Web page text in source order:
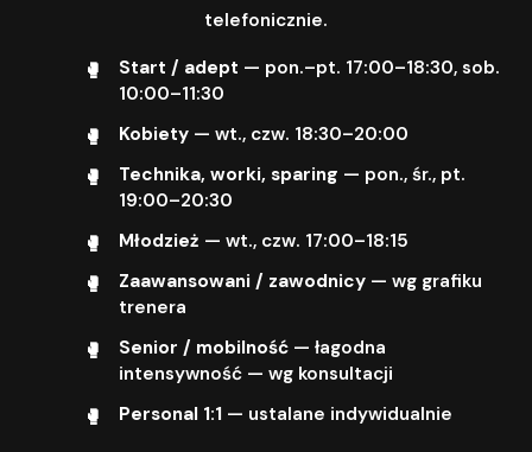
telefonicznie.
Start / adept — pon.–pt. 17:00–18:30, sob.
10:00–11:30
Kobiety— wt., czw. 18:30–20:00
Technika, worki, sparing — pon., śr., pt.
19:00–20:30
Młodzież — wt., czw. 17:00–18:15
Zaawansowani / zawodnicy— wg grafiku
trenera
Senior / mobilność— łagodna
intensywność — wg konsultacji
Personal 1:1 — ustalane indywidualnie